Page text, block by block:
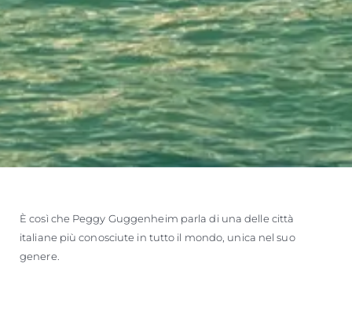
È così che Peggy Guggenheim parla di una delle città
italiane più conosciute in tutto il mondo, unica nel suo
genere.